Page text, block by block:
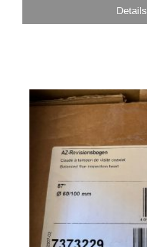
Details